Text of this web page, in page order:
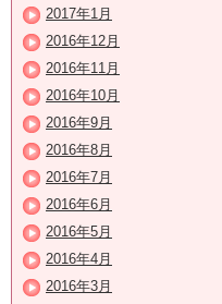
2017年1月
2016年12月
2016年11月
2016年10月
2016年9月
2016年8月
2016年7月
2016年6月
2016年5月
2016年4月
2016年3月